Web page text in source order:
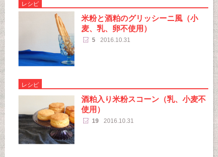
レシピ
米粉と酒粕のグリッシーニ風（小
麦、乳、卵不使用）
5 2016.10.31
レシピ
酒粕入り米粉スコーン（乳、小麦不
使用）
19 2016.10.31